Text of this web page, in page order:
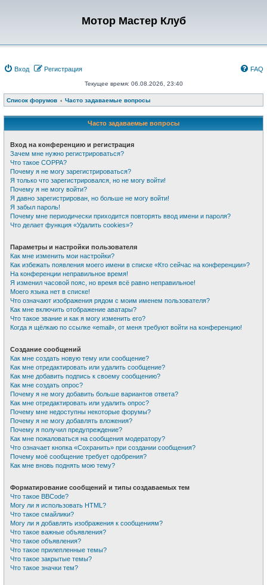
Мотор Мастер Клуб
Вход Регистрация FAQ
Текущее время: 06.08.2026, 23:40
Список форумов Часто задаваемые вопросы
Часто задаваемые вопросы
Вход на конференцию и регистрация
Зачем мне нужно регистрироваться?
Что такое COPPA?
Почему я не могу зарегистрироваться?
Я только что зарегистрировался, но не могу войти!
Почему я не могу войти?
Я давно зарегистрирован, но больше не могу войти!
Я забыл пароль!
Почему мне периодически приходится повторять ввод имени и пароля?
Что делает функция «Удалить cookies»?
Параметры и настройки пользователя
Как мне изменить мои настройки?
Как избежать появления моего имени в списке «Кто сейчас на конференции»?
На конференции неправильное время!
Я изменил часовой пояс, но время всё равно неправильное!
Моего языка нет в списке!
Что означают изображения рядом с моим именем пользователя?
Как мне включить отображение аватары?
Что такое звание и как я могу изменить его?
Когда я щёлкаю по ссылке «email», от меня требуют войти на конференцию!
Создание сообщений
Как мне создать новую тему или сообщение?
Как мне отредактировать или удалить сообщение?
Как мне добавить подпись к своему сообщению?
Как мне создать опрос?
Почему я не могу добавить больше вариантов ответа?
Как мне отредактировать или удалить опрос?
Почему мне недоступны некоторые форумы?
Почему я не могу добавлять вложения?
Почему я получил предупреждение?
Как мне пожаловаться на сообщения модератору?
Что означает кнопка «Сохранить» при создании сообщения?
Почему моё сообщение требует одобрения?
Как мне вновь поднять мою тему?
Форматирование сообщений и типы создаваемых тем
Что такое BBCode?
Могу ли я использовать HTML?
Что такое смайлики?
Могу ли я добавлять изображения к сообщениям?
Что такое важные объявления?
Что такое объявления?
Что такое прилепленные темы?
Что такое закрытые темы?
Что такое значки тем?